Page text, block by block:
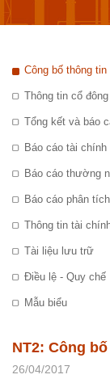
Công bố thông tin
Thông tin cổ đông
Tổng kết và báo
Báo cáo tài chính
Báo cáo thường
Báo cáo phân tích
Thông tin tài
Tài liệu lưu trữ
Điều lệ - Quy chế
Mẫu biểu
NT2: Công
26/04/2017